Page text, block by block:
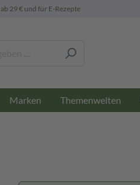
ab 29 € und für E-Rezepte
Marken Themenwelten